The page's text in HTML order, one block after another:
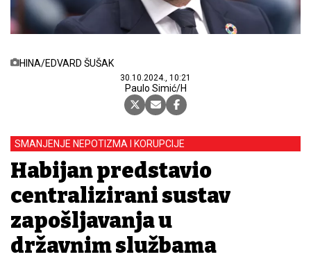
HINA/EDVARD ŠUŠAK
30.10.2024., 10:21
Paulo Simić/H
SMANJENJE NEPOTIZMA I KORUPCIJE
Habijan predstavio
centralizirani sustav
zapošljavanja u
državnim službama